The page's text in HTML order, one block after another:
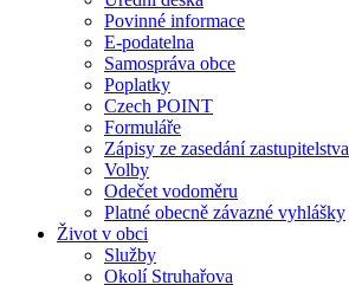
Povinné informace
E-podatelna
Samospráva obce
Poplatky
Czech POINT
Formuláře
Zápisy ze zasedání zastupitelstva
Volby
Odečet vodoměru
Platné obecně závazné vyhlášky
Život v obci
Služby
Okolí Struhařova